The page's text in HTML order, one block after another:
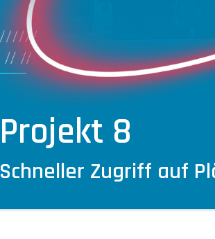
Projekt 8
Schneller Zugriff auf